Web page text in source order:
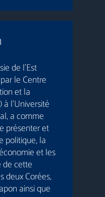
de l’Est
le Centre
et la
l’Université
a comme
présenter et
politique, la
et les
de cette
deux Corées,
ainsi que